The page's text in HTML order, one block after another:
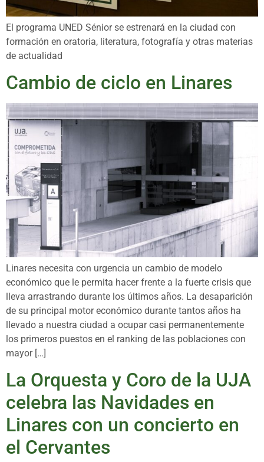
El programa UNED Sénior se estrenará en la ciudad con
formación en oratoria, literatura, fotografía y otras materias
de actualidad
Cambio de ciclo en Linares
Linares necesita con urgencia un cambio de modelo
económico que le permita hacer frente a la fuerte crisis que
lleva arrastrando durante los últimos años. La desaparición
de su principal motor económico durante tantos años ha
llevado a nuestra ciudad a ocupar casi permanentemente
los primeros puestos en el ranking de las poblaciones con
mayor […]
La Orquesta y Coro de la UJA
celebra las Navidades en
Linares con un concierto en
el Cervantes